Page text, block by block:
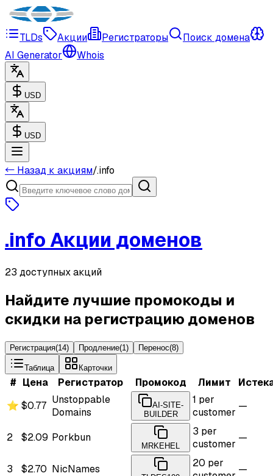
TLDs Акции Регистраторы
Поиск домена
AI Generator
Whois
USD
USD
← Назад к акциям/.info
.infoАкции доменов
23 доступных акций
Найдите лучшие промокоды и
скидки на регистрацию доменов
Регистрация(14) Продление(1) Перенос(8)
Таблица Карточки
# Цена Регистратор Промокод Лимит
⭐ $0.77 Unstoppable
Domains
AI-SITE-
BUILDER
1 per
customer
—
2 $2.09 Porkbun
MRKEHEL
3 per
customer
—
3 $2.70 NicNames
20 per
—